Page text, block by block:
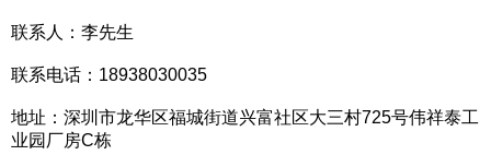
联系人：李先生
联系电话：18938030035
地址：深圳市龙华区福城街道兴富社区大三村725号伟祥泰工
业园厂房C栋